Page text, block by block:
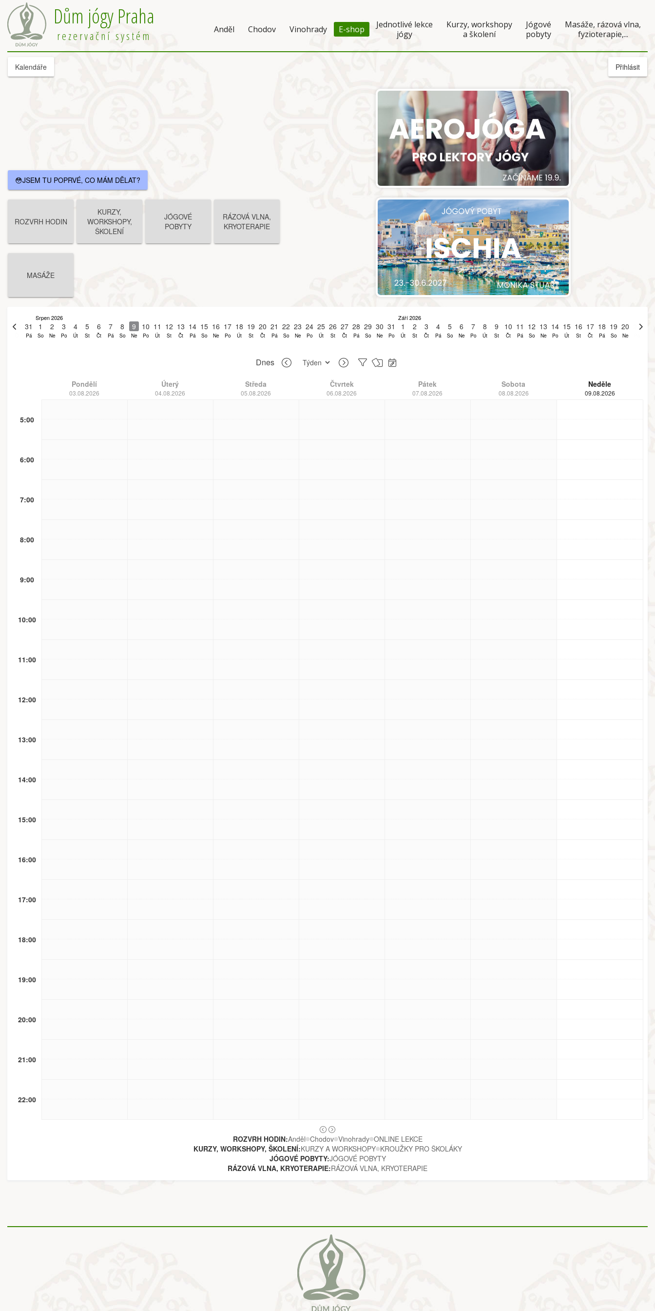
Dům jógy Praha
rezervační systém Anděl Chodov Vinohrady E-shop
Jednotlivé lekce
jógy
Kurzy, workshopy
a školení
Jógové
pobyty
Masáže, rázová vlna,
fyzioterapie,...
Kalendáře Přihlásit
😳JSEM TU POPRVÉ, CO MÁM DĚLAT?
ROZVRH HODIN
KURZY,
WORKSHOPY,
ŠKOLENÍ
JÓGOVÉ
POBYTY
RÁZOVÁ VLNA,
KRYOTERAPIE
MASÁŽE
30 31
Pá
1
So
Srpen 2026
2
Ne
3
Po
4
Út
5
St
6
Čt
7
Pá
8
So
9
Ne
10
Po
11
Út
12
St
13
Čt
14
Pá
15
So
16
Ne
17
Po
18
Út
19
St
20
Čt
21
Pá
22
So
23
Ne
24
Po
25
Út
26
St
27
Čt
28
Pá
29
So
30
Ne
31
Po
1
Út
Září 2026
2
St
3
Čt
4
Pá
5
So
6
Ne
7
Po
8
Út
9
St
10
Čt
11
Pá
12
So
13
Ne
14
Po
15
Út
16
St
17
Čt
18
Pá
19
So
20
Ne
21
Dnes
Pondělí
03.08.2026
Úterý
04.08.2026
Středa
05.08.2026
Čtvrtek
06.08.2026
Pátek
07.08.2026
Sobota
08.08.2026
Neděle
09.08.2026
5:00
6:00
7:00
8:00
9:00
10:00
11:00
12:00
13:00
14:00
15:00
16:00
17:00
18:00
19:00
20:00
21:00
22:00
ROZVRH HODIN:Anděl Chodov Vinohrady ONLINE LEKCE
KURZY, WORKSHOPY, ŠKOLENÍ:KURZY A WORKSHOPY KROUŽKY PRO ŠKOLÁKY
JÓGOVÉ POBYTY:JÓGOVÉ POBYTY
RÁZOVÁ VLNA, KRYOTERAPIE:RÁZOVÁ VLNA, KRYOTERAPIE